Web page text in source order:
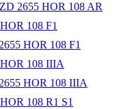
2655 HOR 108 AR
108 F1
HOR 108 F1
108 IIIA
HOR 108 IIIA
108 R1 S1